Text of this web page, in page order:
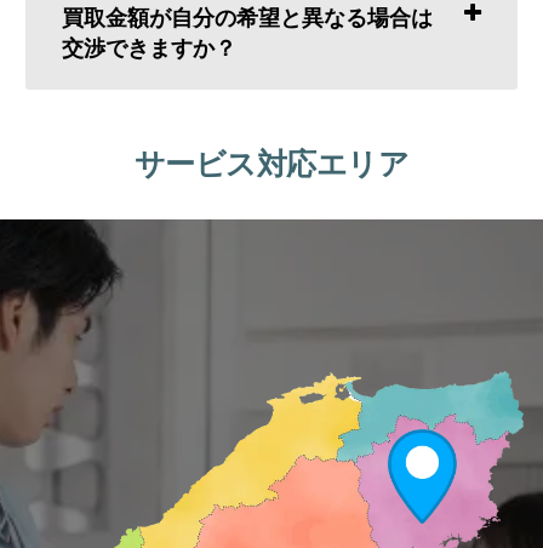
買取金額が自分の希望と異なる場合は
交渉できますか？
サービス対応エリア